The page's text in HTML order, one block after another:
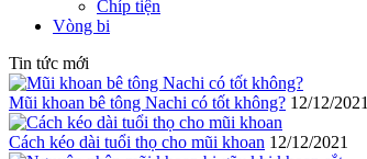
Chíp tiện
Vòng bi
Tin tức mới
Mũi khoan bê tông Nachi có tốt không? 12/12/2021
Cách kéo dài tuổi thọ cho mũi khoan 12/12/2021